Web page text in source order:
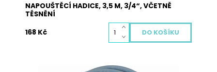
NAPOUŠTĚCÍ HADICE, 3,5 M, 3/4“, VČETNĚ
TĚSNĚNÍ
168 Kč